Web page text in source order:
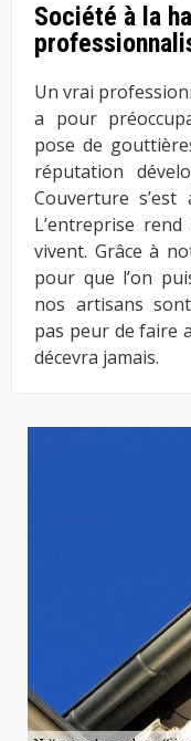
Société à la
Un vrai
a pour
pose de
réputation
Couverture
L’entreprise
vivent. Grâce à
pour que l’on
nos artisans
pas peur de faire
décevra jamais.